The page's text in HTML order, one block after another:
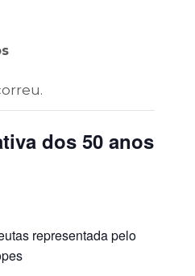
dos 50 anos
representada pelo